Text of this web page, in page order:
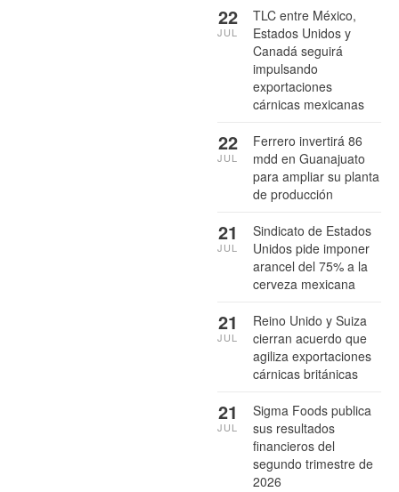
TLC entre México,
Estados Unidos y
Canadá seguirá
impulsando
exportaciones
cárnicas mexicanas
22
JUL
Ferrero invertirá 86
mdd en Guanajuato
para ampliar su planta
de producción
22
JUL
Sindicato de Estados
Unidos pide imponer
arancel del 75% a la
cerveza mexicana
21
JUL
Reino Unido y Suiza
cierran acuerdo que
agiliza exportaciones
cárnicas británicas
21
JUL
Sigma Foods publica
sus resultados
financieros del
segundo trimestre de
2026
21
JUL